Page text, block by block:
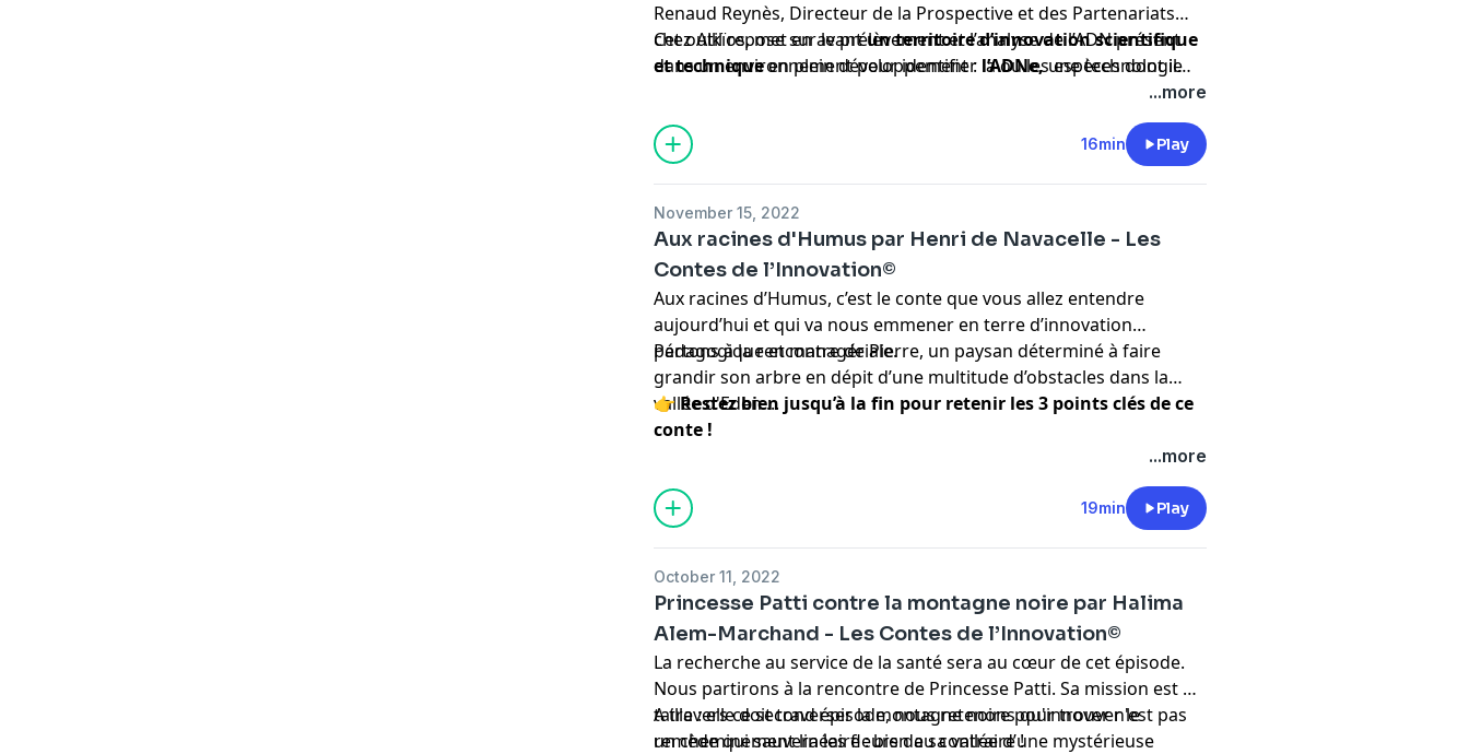
Renaud Reynès, Directeur de la Prospective et des Partenariats
chez Alkïos, met en avantun territoire d’innovation scientifique
et techniqueen plein développement : l’ADNe,une technologie
Cet outil repose sur le prélèvement et l’analyse de l’ADN présent
dans un environnement pour identifier la ou les espèces dont il
...more
16min Play
November 15, 2022
Aux racines d'Humus par Henri de Navacelle - Les
Contes de l’Innovation©
Aux racines d’Humus, c’est le conte que vous allez entendre
aujourd’hui et qui va nous emmener en terre d’innovation
pédagogique et managériale.
Partons à la rencontre de Pierre, un paysan déterminé à faire
grandir son arbre en dépit d’une multitude d’obstacles dans la
vallée d'Eden ...
👉 Restez bien jusqu’à la fin pour retenir les 3 points clés de ce
conte !
...more
19min Play
October 11, 2022
Princesse Patti contre la montagne noire par Halima
Alem-Marchand - Les Contes de l’Innovation©
La recherche au service de la santé sera au cœur de cet épisode.
Nous partirons à la rencontre de Princesse Patti. Sa mission est de
taille : elle doit traverser la montagne noire pour trouver le
remède qui sauvera les fleurs de sa vallée d’une mystérieuse
A travers ce second épisode, nous retenons qu'innover n'est pas
un cheminement linéaire : bien au contraire !